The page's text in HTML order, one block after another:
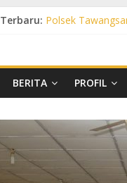
Terbaru: Polsek
Polsek Nguter
Polsek Gatak
BERITA PROFIL